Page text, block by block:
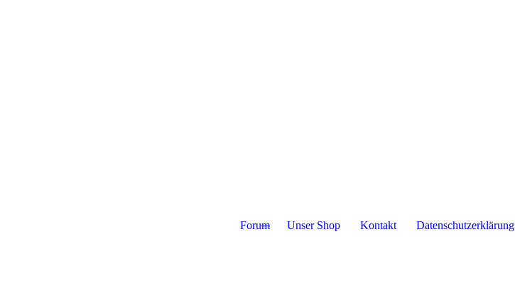
ForumUnser ShopKontaktDatenschutzerklärung